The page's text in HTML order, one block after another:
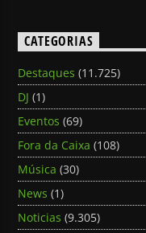
CATEGORIAS
Destaques (11.725)
DJ (1)
Eventos (69)
Fora da Caixa (108)
Música (30)
News (1)
Noticias (9.305)